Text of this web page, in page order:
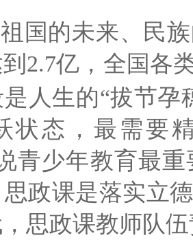
国的未来、民
2.7亿，全国各
人生的“拔节
状态，最需要
青少年教育最
政课是落实立
思政课教师队